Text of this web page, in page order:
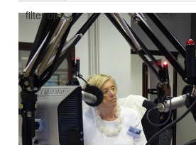
Webcam
Info
filter op